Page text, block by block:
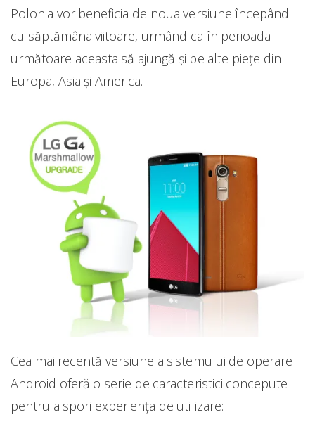
Polonia vor beneficia de noua versiune începând
cu săptămâna viitoare, urmând ca în perioada
următoare aceasta să ajungă și pe alte piețe din
Europa, Asia și America.
Cea mai recentă versiune a sistemului de operare
Android oferă o serie de caracteristici concepute
pentru a spori experiența de utilizare: